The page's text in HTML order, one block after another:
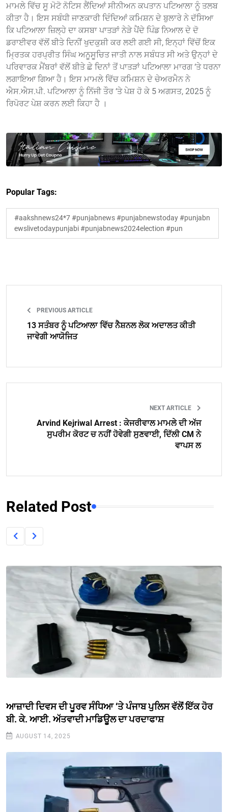
ਮਾਮਲੇ ਵਿੱਚ ਸੂ ਮੋਟੋ ਨੋਟਿਸ ਲੈਂਦਿਆਂ ਸੀਨੀਅਨ ਕਪਤਾਨ ਪਟਿਆਲਾ ਨੂੰ ਤਲਬ
ਕੀਤਾ ਹੈ। ਇਸ ਸਬੰਧੀ ਜਾਣਕਾਰੀ ਦਿੰਦਿਆਂ ਕਮਿਸ਼ਨ ਦੇ ਬੁਲਾਰੇ ਨੇ ਦੱਸਿਆ
ਕਿ ਪਟਿਆਲਾ ਜ਼ਿਲ੍ਹੇ ਦਾ ਕਸਬਾ ਪਾਤੜਾਂ ਨੇੜੇ ਪੈਂਦੇ ਪਿੰਡ ਨਿਆਲ ਦੇ ਦੋ
ਡਰਾਈਵਰ ਵੱਲੋਂ ਬੀਤੇ ਦਿਨੀਂ ਖੁਦਕੁਸ਼ੀ ਕਰ ਲਈ ਗਈ ਸੀ, ਇਨ੍ਹਾਂ ਵਿੱਚੋਂ ਇਕ
ਮ੍ਰਿਤਕ ਹਰਪ੍ਰੀਤ ਸਿੰਘ ਅਨੂਸੂਚਿਤ ਜਾਤੀ ਨਾਲ ਸਬੰਧਤ ਸੀ ਅਤੇ ਉਨ੍ਹਾਂ ਦੇ
ਪਰਿਵਾਰਕ ਮੈਂਬਰਾਂ ਵੱਲੋਂ ਬੀਤੇ ਛੇ ਦਿਨਾਂ ਤੋਂ ਪਾਤੜਾਂ ਪਟਿਆਲਾ ਮਾਰਗ ‘ਤੇ ਧਰਨਾ
ਲਗਾਇਆ ਗਿਆ ਹੈ। ਇਸ ਮਾਮਲੇ ਵਿੱਚ ਕਮਿਸ਼ਨ ਦੇ ਚੇਅਰਮੈਨ ਨੇ
ਐਸ.ਐਸ.ਪੀ. ਪਟਿਆਲਾ ਨੂੰ ਨਿੱਜੀ ਤੌਰ ‘ਤੇ ਪੇਸ਼ ਹੋ ਕੇ 5 ਅਗਸਤ, 2025 ਨੂੰ
ਰਿਪੋਰਟ ਪੇਸ਼ ਕਰਨ ਲਈ ਕਿਹਾ ਹੈ ।
Popular Tags:
#aakshnews24*7 #punjabnews #punjabnewstoday #punjabn
ewslivetodaypunjabi #punjabnews2024election #pun
PREVIOUS ARTICLE
13 ਸਤੰਬਰ ਨੂੰ ਪਟਿਆਲਾ ਵਿੱਚ ਨੈਸ਼ਨਲ ਲੋਕ ਅਦਾਲਤ ਕੀਤੀ
ਜਾਵੇਗੀ ਆਯੋਜਿਤ
NEXT ARTICLE
Arvind Kejriwal Arrest : ਕੇਜਰੀਵਾਲ ਮਾਮਲੇ ਦੀ ਅੱਜ
ਸੁਪਰੀਮ ਕੋਰਟ ਚ ਨਹੀਂ ਹੋਵੇਗੀ ਸੁਣਵਾਈ, ਦਿੱਲੀ CM ਨੇ
ਵਾਪਸ ਲ
Related Post
ਆਜ਼ਾਦੀ ਦਿਵਸ ਦੀ ਪੂਰਵ ਸੰਧਿਆ ‘ਤੇ ਪੰਜਾਬ ਪੁਲਿਸ ਵੱਲੋਂ ਇੱਕ ਹੋਰ
ਬੀ. ਕੇ. ਆਈ. ਅੱਤਵਾਦੀ ਮਾਡਿਊਲ ਦਾ ਪਰਦਾਫਾਸ਼
AUGUST 14, 2025